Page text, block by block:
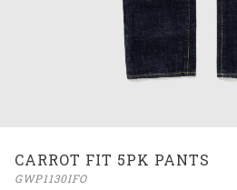
CARROT FIT 5PK PANTS
GWP1130IFO